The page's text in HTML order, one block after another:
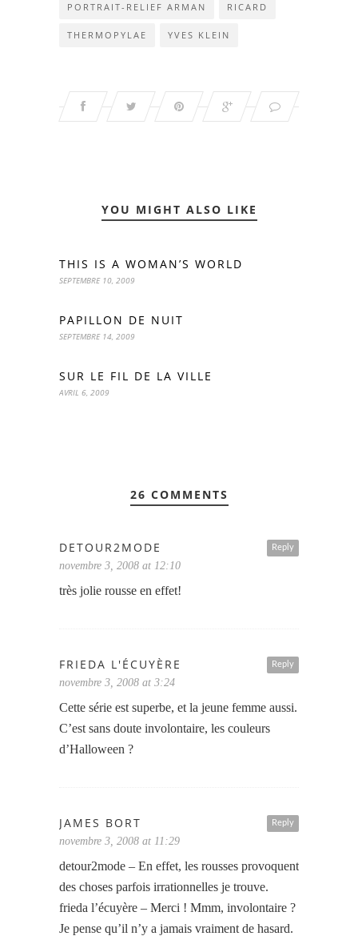
PORTRAIT-RELIEF ARMAN RICARD
THERMOPYLAE YVES KLEIN
YOU MIGHT ALSO LIKE
THIS IS A WOMAN’S WORLD
SEPTEMBRE 10, 2009
PAPILLON DE NUIT
SEPTEMBRE 14, 2009
SUR LE FIL DE LA VILLE
AVRIL 6, 2009
26 COMMENTS
Reply
DETOUR2MODE
novembre 3, 2008 at 12:10
très jolie rousse en effet!
Reply
FRIEDA L'ÉCUYÈRE
novembre 3, 2008 at 3:24
Cette série est superbe, et la jeune femme aussi.
C’est sans doute involontaire, les couleurs
d’Halloween ?
Reply
JAMES BORT
novembre 3, 2008 at 11:29
detour2mode – En effet, les rousses provoquent
des choses parfois irrationnelles je trouve.
frieda l’écuyère – Merci ! Mmm, involontaire ?
Je pense qu’il n’y a jamais vraiment de hasard.